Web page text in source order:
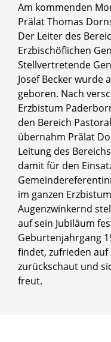
Am kommenden
Prälat Thomas
Der Leiter des
Erzbischöflichen
Stellvertretende
Josef Becker wurde
geboren. Nach
Erzbistum
den Bereich
übernahm Prälat
Leitung des
damit für den
im ganzen
Augenzwinkernd
auf sein Jubiläum
Geburtenjahrgang
findet, zufrieden
zurückschaut und
freut.